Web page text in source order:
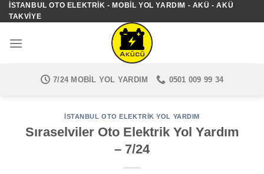
İçeriğe
atla
İSTANBUL OTO ELEKTRIK - MOBIL YOL YARDIM - AKÜ - AKÜ
TAKVIYE
7/24 MOBIL YOL YARDIM 0501 009 99 34
İSTANBUL OTO ELEKTRIK YOL YARDIM
Sıraselviler Oto Elektrik Yol Yardım
– 7/24